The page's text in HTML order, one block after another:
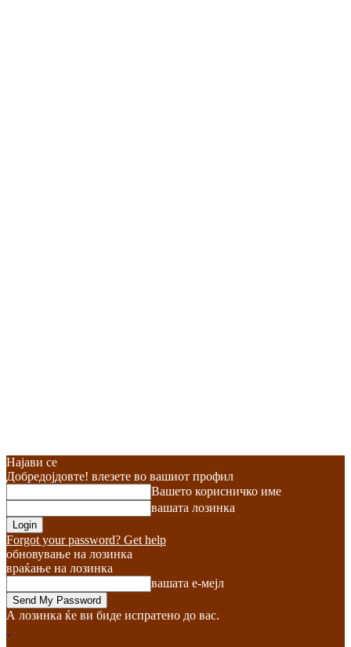
Најави се
Добредојдовте! влезете во вашиот профил
Вашето корисничко име
вашата лозинка
Forgot your password? Get help
обновување на лозинка
враќање на лозинка
вашата е-мејл
А лозинка ќе ви биде испратено до вас.